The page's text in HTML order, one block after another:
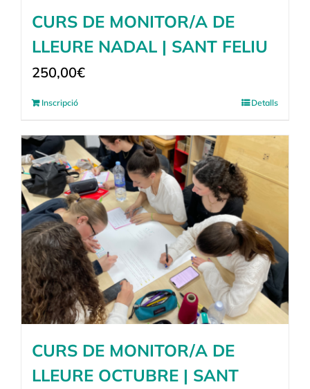
CURS DE MONITOR/A DE
LLEURE NADAL | SANT FELIU
250,00€
Inscripció Detalls
CURS DE MONITOR/A DE
LLEURE OCTUBRE | SANT